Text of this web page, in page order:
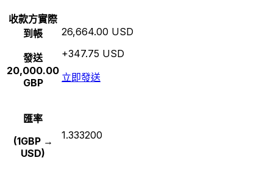
收款方實際
到帳
發送
20,000.00
GBP
26,664.00 USD
+347.75 USD
立即發送
匯率
(1GBP →
USD)
1.333200